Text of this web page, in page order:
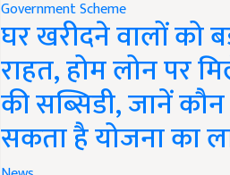
Government Scheme
घर खरीदने वालों को
राहत, होम लोन पर
की सब्सिडी, जानें
सकता है योजना का